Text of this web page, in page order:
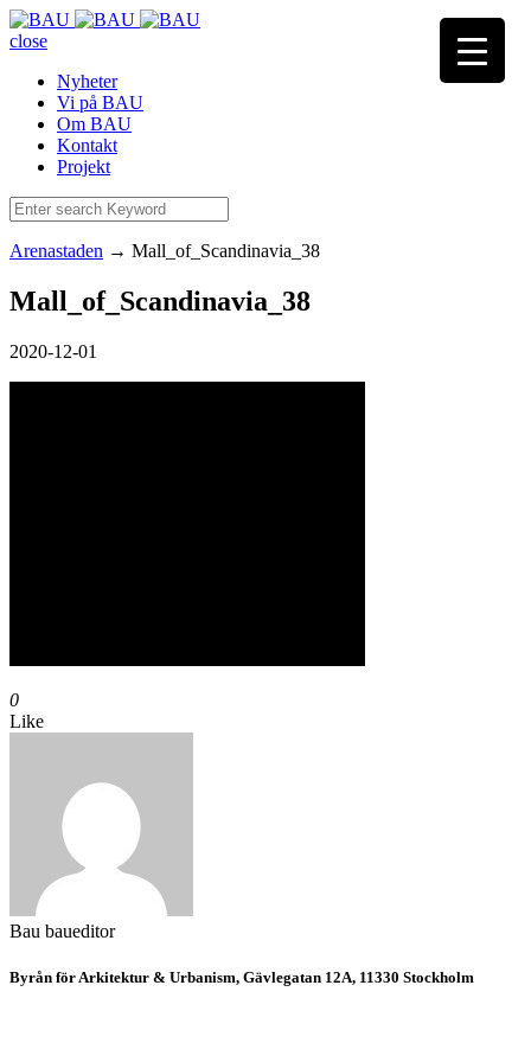
close
Nyheter
Vi på BAU
Om BAU
Kontakt
Projekt
Arenastaden → Mall_of_Scandinavia_38
Mall_of_Scandinavia_38
2020-12-01
0
Like
Bau baueditor
Byrån för Arkitektur & Urbanism, Gävlegatan 12A, 11330 Stockholm